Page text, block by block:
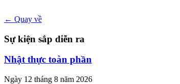
← Quay về
Sự kiện sắp diễn ra
Nhật thực toàn phần
Ngày 12 tháng 8 năm 2026